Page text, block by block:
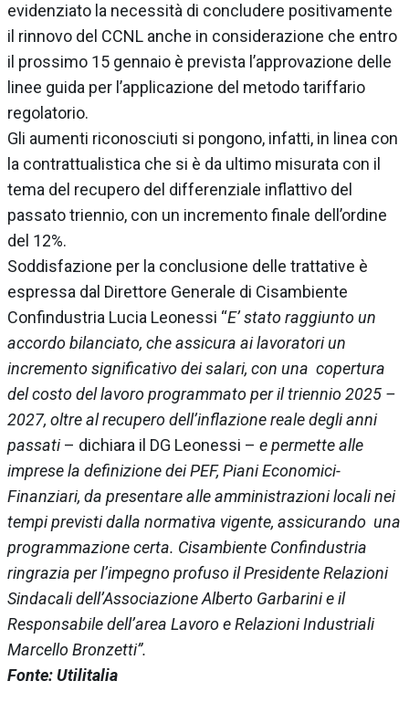
evidenziato la necessità di concludere positivamente
il rinnovo del CCNL anche in considerazione che entro
il prossimo 15 gennaio è prevista l’approvazione delle
linee guida per l’applicazione del metodo tariffario
regolatorio.
Gli aumenti riconosciuti si pongono, infatti, in linea con
la contrattualistica che si è da ultimo misurata con il
tema del recupero del differenziale inflattivo del
passato triennio, con un incremento finale dell’ordine
del 12%.
Soddisfazione per la conclusione delle trattative è
espressa dal Direttore Generale di Cisambiente
Confindustria Lucia Leonessi “E’ stato raggiunto un
accordo bilanciato, che assicura ai lavoratori un
incremento significativo dei salari, con una copertura
del costo del lavoro programmato per il triennio 2025 –
2027, oltre al recupero dell’inflazione reale degli anni
passati– dichiara il DG Leonessi – e permette alle
imprese la definizione dei PEF, Piani Economici-
Finanziari, da presentare alle amministrazioni locali nei
tempi previsti dalla normativa vigente, assicurando una
programmazione certa. Cisambiente Confindustria
ringrazia per l’impegno profuso il Presidente Relazioni
Sindacali dell’Associazione Alberto Garbarini e il
Responsabile dell’area Lavoro e Relazioni Industriali
Marcello Bronzetti”.
Fonte: Utilitalia